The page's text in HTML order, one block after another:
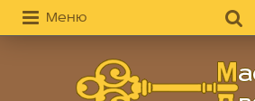
Меню